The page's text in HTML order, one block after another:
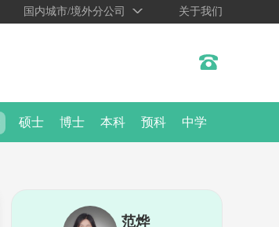
国内城市/境外分公司 关于我们
硕士 博士 本科 预科 中学
范烨